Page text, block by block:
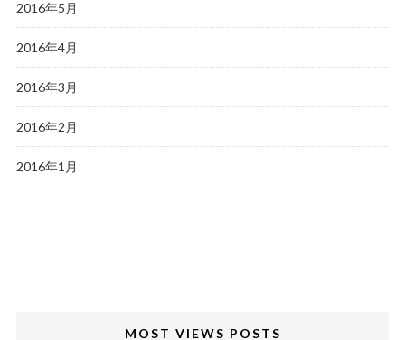
2016年5月
2016年4月
2016年3月
2016年2月
2016年1月
MOST VIEWS POSTS